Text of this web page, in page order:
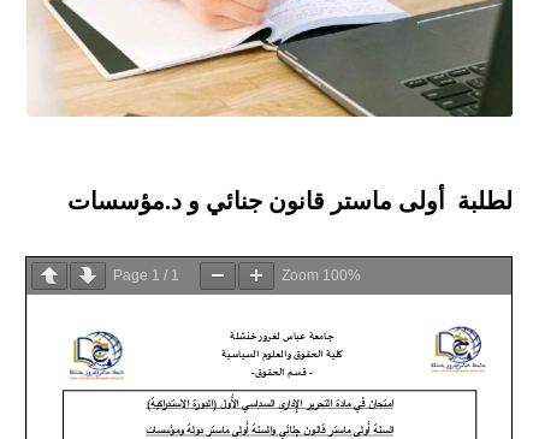
لطلبة أولى ماستر قانون جنائي و د.مؤسسات
Page 1 / 1 Zoom 100%